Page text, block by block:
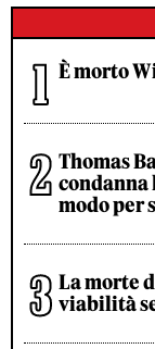
È morto
Thomas
condanna
modo per
La morte
viabilità